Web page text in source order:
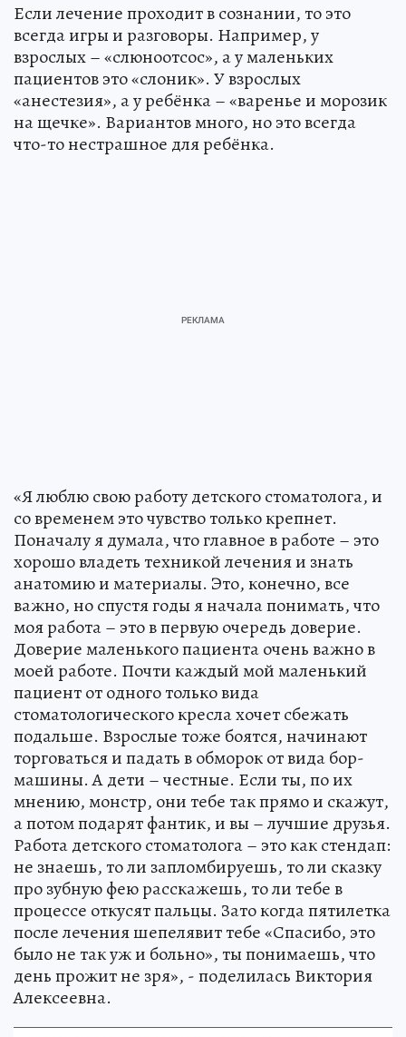
Если лечение проходит в сознании, то это
всегда игры и разговоры. Например, у
взрослых – «слюноотсос», а у маленьких
пациентов это «слоник». У взрослых
«анестезия», а у ребёнка – «варенье и морозик
на щечке». Вариантов много, но это всегда
что-то нестрашное для ребёнка.
«Я люблю свою работу детского стоматолога, и
со временем это чувство только крепнет.
Поначалу я думала, что главное в работе – это
хорошо владеть техникой лечения и знать
анатомию и материалы. Это, конечно, все
важно, но спустя годы я начала понимать, что
моя работа – это в первую очередь доверие.
Доверие маленького пациента очень важно в
моей работе. Почти каждый мой маленький
пациент от одного только вида
стоматологического кресла хочет сбежать
подальше. Взрослые тоже боятся, начинают
торговаться и падать в обморок от вида бор-
машины. А дети – честные. Если ты, по их
мнению, монстр, они тебе так прямо и скажут,
а потом подарят фантик, и вы – лучшие друзья.
Работа детского стоматолога – это как стендап:
не знаешь, то ли запломбируешь, то ли сказку
про зубную фею расскажешь, то ли тебе в
процессе откусят пальцы. Зато когда пятилетка
после лечения шепелявит тебе «Спасибо, это
было не так уж и больно», ты понимаешь, что
день прожит не зря», - поделилась Виктория
Алексеевна.